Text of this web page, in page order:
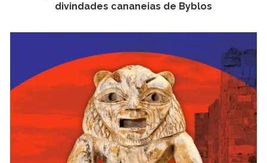
divindades cananeias de Byblos